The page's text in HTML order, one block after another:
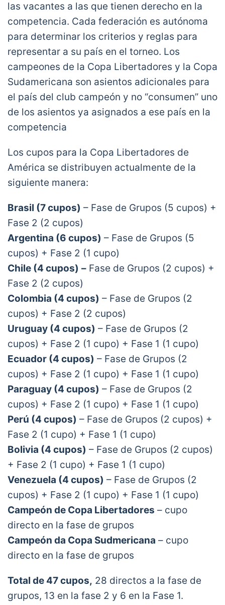
las vacantes a las que tienen derecho en la
competencia. Cada federación es autónoma
para determinar los criterios y reglas para
representar a su país en el torneo. Los
campeones de la Copa Libertadores y la Copa
Sudamericana son asientos adicionales para
el país del club campeón y no “consumen” uno
de los asientos ya asignados a ese país en la
competencia
Los cupos para la Copa Libertadores de
América se distribuyen actualmente de la
siguiente manera:
Brasil (7 cupos) – Fase de Grupos (5 cupos) +
Fase 2 (2 cupos)
Argentina (6 cupos) – Fase de Grupos (5
cupos) + Fase 2 (1 cupo)
Chile (4 cupos) – Fase de Grupos (2 cupos) +
Fase 2 (2 cupos)
Colombia (4 cupos) – Fase de Grupos (2
cupos) + Fase 2 (2 cupos)
Uruguay (4 cupos) – Fase de Grupos (2
cupos) + Fase 2 (1 cupo) + Fase 1 (1 cupo)
Ecuador (4 cupos) – Fase de Grupos (2
cupos) + Fase 2 (1 cupo) + Fase 1 (1 cupo)
Paraguay (4 cupos) – Fase de Grupos (2
cupos) + Fase 2 (1 cupo) + Fase 1 (1 cupo)
Perú (4 cupos) – Fase de Grupos (2 cupos) +
Fase 2 (1 cupo) + Fase 1 (1 cupo)
Bolivia (4 cupos) – Fase de Grupos (2 cupos)
+ Fase 2 (1 cupo) + Fase 1 (1 cupo)
Venezuela (4 cupos) – Fase de Grupos (2
cupos) + Fase 2 (1 cupo) + Fase 1 (1 cupo)
Campeón de Copa Libertadores – cupo
directo en la fase de grupos
Campeón da Copa Sudmericana – cupo
directo en la fase de grupos
Total de 47 cupos, 28 directos a la fase de
grupos, 13 en la fase 2 y 6 en la Fase 1.